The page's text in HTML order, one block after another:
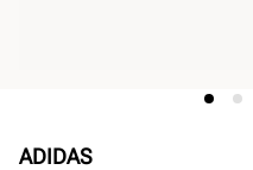
ADIDAS